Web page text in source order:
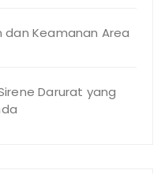
dan Keamanan Area
Darurat yang